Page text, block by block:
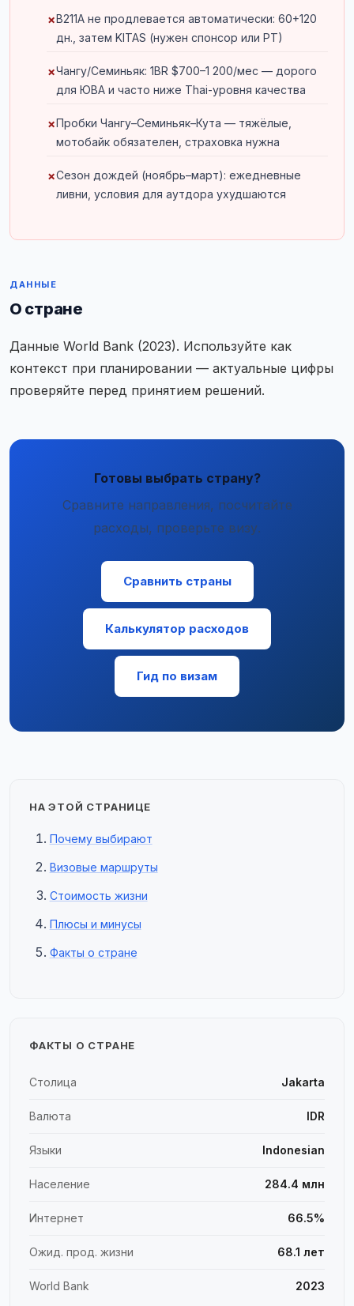
B211A не продлевается автоматически: 60+120
дн., затем KITAS (нужен спонсор или PT)
Чангу/Семиньяк: 1BR $700–1 200/мес — дорого
для ЮВА и часто ниже Thai-уровня качества
Пробки Чангу–Семиньяк–Кута — тяжёлые,
мотобайк обязателен, страховка нужна
Сезон дождей (ноябрь–март): ежедневные
ливни, условия для аутдора ухудшаются
ДАННЫЕ
О стране
Данные World Bank (2023). Используйте как
контекст при планировании — актуальные цифры
проверяйте перед принятием решений.
Готовы выбрать страну?
Сравните направления, посчитайте
расходы, проверьте визу.
Сравнить страны
Калькулятор расходов
Гид по визам
НА ЭТОЙ СТРАНИЦЕ
Почему выбирают
Визовые маршруты
Стоимость жизни
Плюсы и минусы
Факты о стране
ФАКТЫ О СТРАНЕ
Столица Jakarta
Валюта IDR
Языки Indonesian
Население 284.4 млн
Интернет 66.5%
Ожид. прод. жизни 68.1 лет
World Bank 2023